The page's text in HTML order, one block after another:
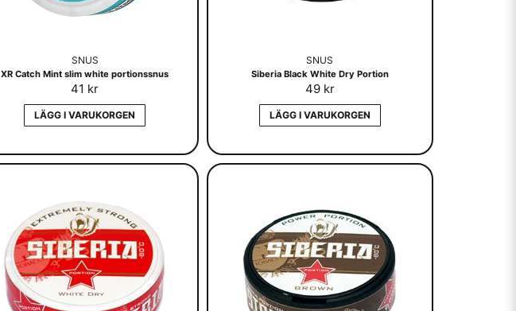
SNUS
XR Catch Mint slim white portionssnus
41 kr
LÄGG I VARUKORGEN
SNUS
Siberia Black White Dry Portion
49 kr
LÄGG I VARUKORGEN